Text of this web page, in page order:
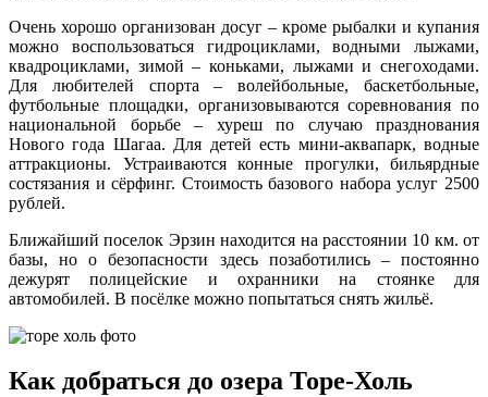
Очень хорошо организован досуг – кроме рыбалки и купания
можно воспользоваться гидроциклами, водными лыжами,
квадроциклами, зимой – коньками, лыжами и снегоходами.
Для любителей спорта – волейбольные, баскетбольные,
футбольные площадки, организовываются соревнования по
национальной борьбе – хуреш по случаю празднования
Нового года Шагаа. Для детей есть мини-аквапарк, водные
аттракционы. Устраиваются конные прогулки, бильярдные
состязания и сёрфинг. Стоимость базового набора услуг 2500
рублей.
Ближайший поселок Эрзин находится на расстоянии 10 км. от
базы, но о безопасности здесь позаботились – постоянно
дежурят полицейские и охранники на стоянке для
автомобилей. В посёлке можно попытаться снять жильё.
Как добраться до озера Торе-Холь